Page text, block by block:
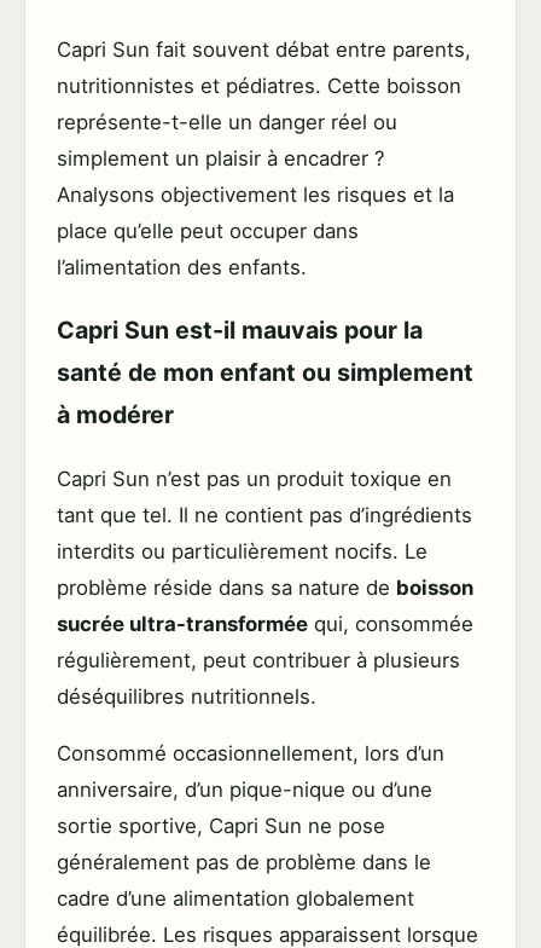
Capri Sun fait souvent débat entre parents,
nutritionnistes et pédiatres. Cette boisson
représente-t-elle un danger réel ou
simplement un plaisir à encadrer ?
Analysons objectivement les risques et la
place qu’elle peut occuper dans
l’alimentation des enfants.
Capri Sun est-il mauvais pour la
santé de mon enfant ou simplement
à modérer
Capri Sun n’est pas un produit toxique en
tant que tel. Il ne contient pas d’ingrédients
interdits ou particulièrement nocifs. Le
problème réside dans sa nature de boisson
sucrée ultra-transformée qui, consommée
régulièrement, peut contribuer à plusieurs
déséquilibres nutritionnels.
Consommé occasionnellement, lors d’un
anniversaire, d’un pique-nique ou d’une
sortie sportive, Capri Sun ne pose
généralement pas de problème dans le
cadre d’une alimentation globalement
équilibrée. Les risques apparaissent lorsque